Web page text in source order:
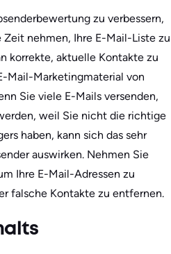
zu verbessern,
Zeit nehmen, Ihre E-Mail-Liste zu
korrekte, aktuelle Kontakte zu
Mail-Marketingmaterial von
Sie viele E-Mails versenden,
weil Sie nicht die richtige
haben, kann sich das sehr
auswirken. Nehmen Sie
Ihre E-Mail-Adressen zu
falsche Kontakte zu entfernen.